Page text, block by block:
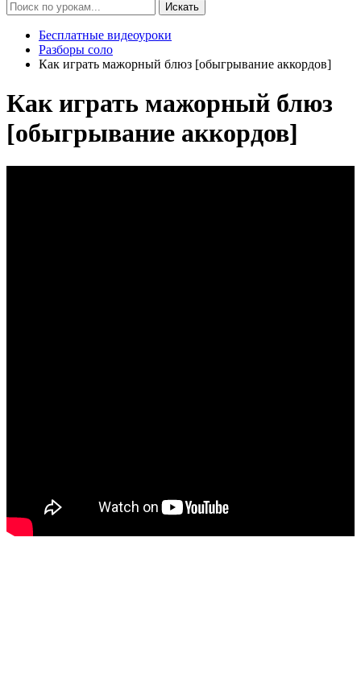
Искать
Бесплатные видеоуроки
Разборы соло
Как играть мажорный блюз [обыгрывание аккордов]
Как играть мажорный блюз
[обыгрывание аккордов]